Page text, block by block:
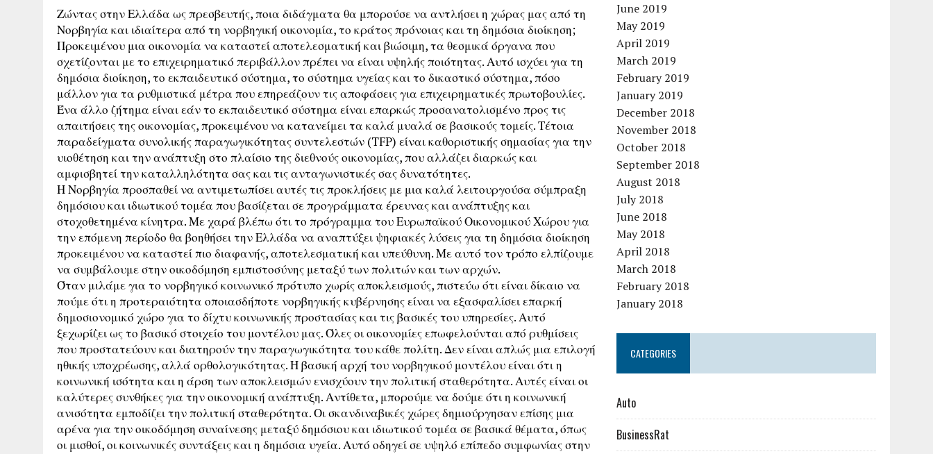
Ζώντας στην Ελλάδα ως πρεσβευτής, ποια διδάγματα θα μπορούσε να αντλήσει η χώρας μας από τη
Νορβηγία και ιδιαίτερα από τη νορβηγική οικονομία, το κράτος πρόνοιας και τη δημόσια διοίκηση;
Προκειμένου μια οικονομία να καταστεί αποτελεσματική και βιώσιμη, τα θεσμικά όργανα που
σχετίζονται με το επιχειρηματικό περιβάλλον πρέπει να είναι υψηλής ποιότητας. Αυτό ισχύει για τη
δημόσια διοίκηση, το εκπαιδευτικό σύστημα, το σύστημα υγείας και το δικαστικό σύστημα, πόσο
μάλλον για τα ρυθμιστικά μέτρα που επηρεάζουν τις αποφάσεις για επιχειρηματικές πρωτοβουλίες.
Ένα άλλο ζήτημα είναι εάν το εκπαιδευτικό σύστημα είναι επαρκώς προσανατολισμένο προς τις
απαιτήσεις της οικονομίας, προκειμένου να κατανείμει τα καλά μυαλά σε βασικούς τομείς. Τέτοια
παραδείγματα συνολικής παραγωγικότητας συντελεστών (TFP) είναι καθοριστικής σημασίας για την
υιοθέτηση και την ανάπτυξη στο πλαίσιο της διεθνούς οικονομίας, που αλλάζει διαρκώς και
αμφισβητεί την καταλληλότητα σας και τις ανταγωνιστικές σας δυνατότητες.
Η Νορβηγία προσπαθεί να αντιμετωπίσει αυτές τις προκλήσεις με μια καλά λειτουργούσα σύμπραξη
δημόσιου και ιδιωτικού τομέα που βασίζεται σε προγράμματα έρευνας και ανάπτυξης και
στοχοθετημένα κίνητρα. Με χαρά βλέπω ότι το πρόγραμμα του Ευρωπαϊκού Οικονομικού Χώρου για
την επόμενη περίοδο θα βοηθήσει την Ελλάδα να αναπτύξει ψηφιακές λύσεις για τη δημόσια διοίκηση
προκειμένου να καταστεί πιο διαφανής, αποτελεσματική και υπεύθυνη. Με αυτό τον τρόπο ελπίζουμε
να συμβάλουμε στην οικοδόμηση εμπιστοσύνης μεταξύ των πολιτών και των αρχών.
Όταν μιλάμε για το νορβηγικό κοινωνικό πρότυπο χωρίς αποκλεισμούς, πιστεύω ότι είναι δίκαιο να
πούμε ότι η προτεραιότητα οποιασδήποτε νορβηγικής κυβέρνησης είναι να εξασφαλίσει επαρκή
δημοσιονομικό χώρο για το δίχτυ κοινωνικής προστασίας και τις βασικές του υπηρεσίες. Αυτό
ξεχωρίζει ως το βασικό στοιχείο του μοντέλου μας. Όλες οι οικονομίες επωφελούνται από ρυθμίσεις
που προστατεύουν και διατηρούν την παραγωγικότητα του κάθε πολίτη. Δεν είναι απλώς μια επιλογή
ηθικής υποχρέωσης, αλλά ορθολογικότητας. Η βασική αρχή του νορβηγικού μοντέλου είναι ότι η
κοινωνική ισότητα και η άρση των αποκλεισμών ενισχύουν την πολιτική σταθερότητα. Αυτές είναι οι
καλύτερες συνθήκες για την οικονομική ανάπτυξη. Αντίθετα, μπορούμε να δούμε ότι η κοινωνική
ανισότητα εμποδίζει την πολιτική σταθερότητα. Οι σκανδιναβικές χώρες δημιούργησαν επίσης μια
αρένα για την οικοδόμηση συναίνεσης μεταξύ δημόσιου και ιδιωτικού τομέα σε βασικά θέματα, όπως
οι μισθοί, οι κοινωνικές συντάξεις και η δημόσια υγεία. Αυτό οδηγεί σε υψηλό επίπεδο συμφωνίας στην
June 2019
May 2019
April 2019
March 2019
February 2019
January 2019
December 2018
November 2018
October 2018
September 2018
August 2018
July 2018
June 2018
May 2018
April 2018
March 2018
February 2018
January 2018
CATEGORIES
Auto
BusinessRat